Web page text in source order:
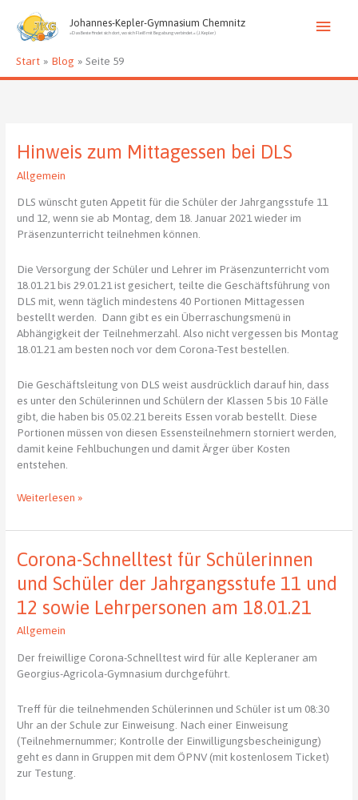
Inhalt
springen
Johannes-Kepler-Gymnasium Chemnitz
»Das Beste findet sich dort, wo sich Fleiß mit Begabung verbindet.« (J. Kepler)
Start Blog Seite 59
Hinweis zum Mittagessen bei DLS
Allgemein
DLS wünscht guten Appetit für die Schüler der Jahrgangsstufe 11
und 12, wenn sie ab Montag, dem 18. Januar 2021 wieder im
Präsenzunterricht teilnehmen können.
Die Versorgung der Schüler und Lehrer im Präsenzunterricht vom
18.01.21 bis 29.01.21 ist gesichert, teilte die Geschäftsführung von
DLS mit, wenn täglich mindestens 40 Portionen Mittagessen
bestellt werden. Dann gibt es ein Überraschungsmenü in
Abhängigkeit der Teilnehmerzahl. Also nicht vergessen bis Montag
18.01.21 am besten noch vor dem Corona-Test bestellen.
Die Geschäftsleitung von DLS weist ausdrücklich darauf hin, dass
es unter den Schülerinnen und Schülern der Klassen 5 bis 10 Fälle
gibt, die haben bis 05.02.21 bereits Essen vorab bestellt. Diese
Portionen müssen von diesen Essensteilnehmern storniert werden,
damit keine Fehlbuchungen und damit Ärger über Kosten
entstehen.
Hinweis
Mittagessen
DLS
Weiterlesen »
Corona-Schnelltest für Schülerinnen
und Schüler der Jahrgangsstufe 11 und
12 sowie Lehrpersonen am 18.01.21
Allgemein
Der freiwillige Corona-Schnelltest wird für alle Kepleraner am
Georgius-Agricola-Gymnasium durchgeführt.
Treff für die teilnehmenden Schülerinnen und Schüler ist um 08:30
Uhr an der Schule zur Einweisung. Nach einer Einweisung
(Teilnehmernummer; Kontrolle der Einwilligungsbescheinigung)
geht es dann in Gruppen mit dem ÖPNV (mit kostenlosem Ticket)
zur Testung.